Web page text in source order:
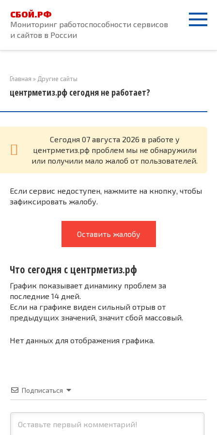
контенту
СБОЙ.РФ
Мониторинг работоспособности сервисов
и сайтов в России
Главная » Другие сайты
центрметиз.рф сегодня не работает?
Cегодня 07 августа 2026 в работе у
центрметиз.рф проблем мы не обнаружили
или получили мало жалоб от пользователей.
Если сервис недоступен, нажмите на кнопку, чтобы
зафиксировать жалобу.
Оставить жалобу
Что сегодня с центрметиз.рф
График показывает динамику проблем за
последние 14 дней.
Если на графике виден сильный отрыв от
предыдущих значений, значит сбой массовый.
Нет данных для отображения графика.
Подписаться